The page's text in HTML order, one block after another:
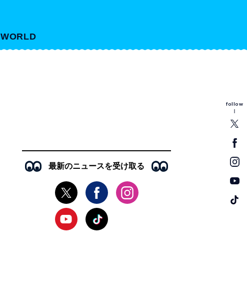
WORLD
follow
最新のニュースを受け取る